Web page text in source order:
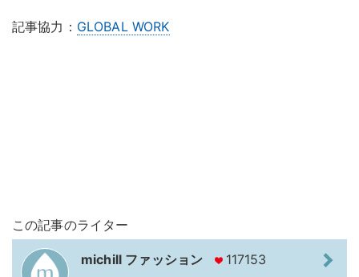
記事協力： GLOBAL WORK
この記事のライター
michill ファッション 117153